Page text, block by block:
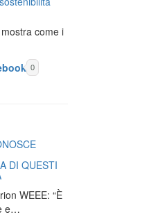
come i
0
DI QUESTI
WEEE: “È
e…